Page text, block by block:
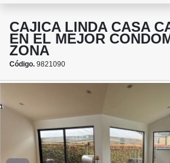
CAJICA LINDA CASA
EN EL MEJOR
ZONA
Código. 9821090